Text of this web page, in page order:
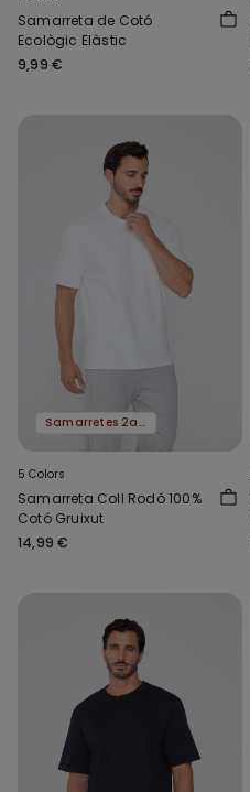
Samarreta de Cotó
Ecològic Elàstic
9,99 €
Samarretes 2a al -50%
5 Colors
Samarreta Coll Rodó 100%
Cotó Gruixut
14,99 €